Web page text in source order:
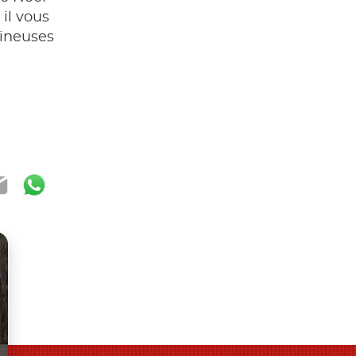
il vous
WhatsApp